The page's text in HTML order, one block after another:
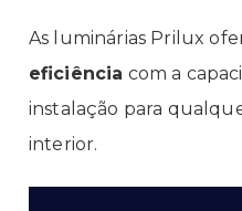
As luminárias Prilux
eficiência com a
instalação para
interior.